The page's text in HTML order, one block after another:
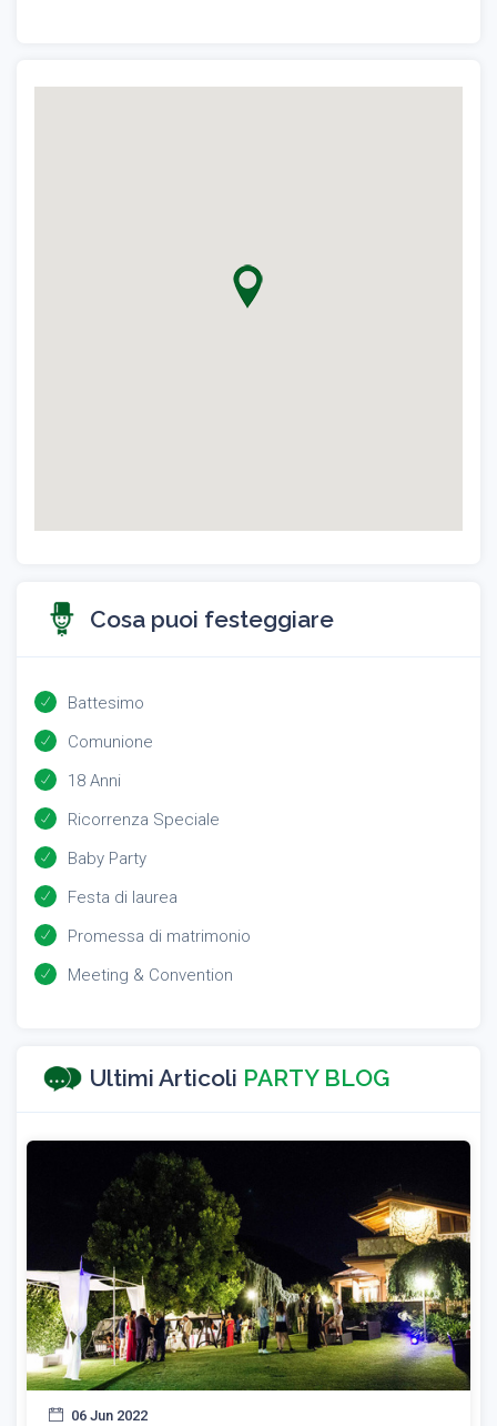
Cosa puoi festeggiare
Battesimo
Comunione
18 Anni
Ricorrenza Speciale
Baby Party
Festa di laurea
Promessa di matrimonio
Meeting & Convention
Ultimi Articoli PARTY BLOG
06 Jun 2022